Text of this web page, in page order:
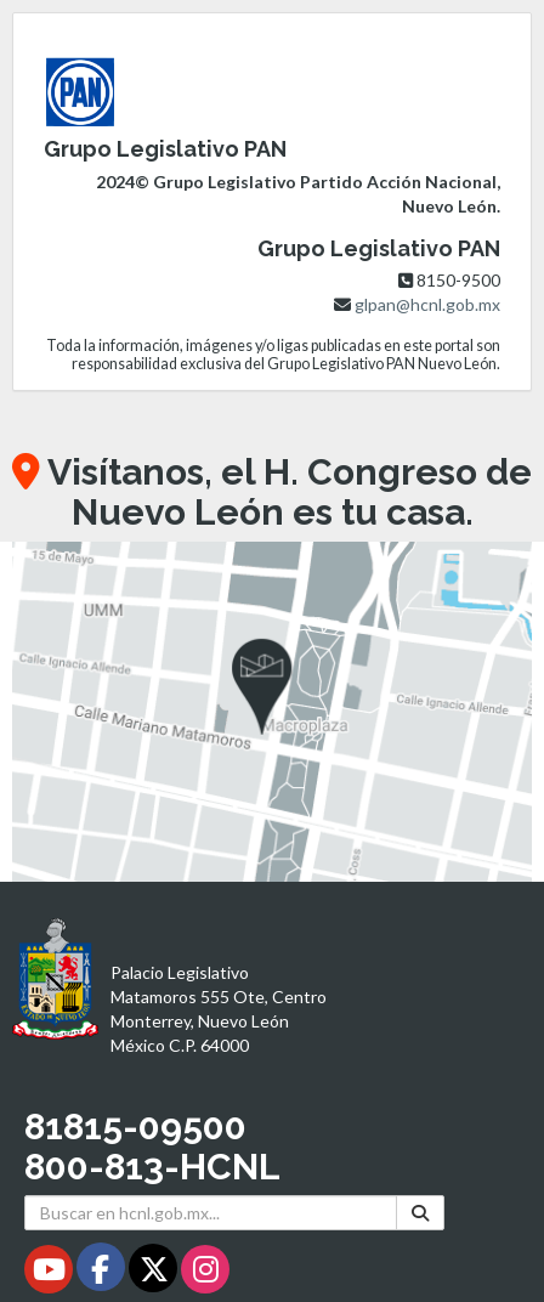
Grupo Legislativo PAN
2024© Grupo Legislativo Partido Acción Nacional,
Nuevo León.
Grupo Legislativo PAN
8150-9500
glpan@hcnl.gob.mx
Toda la información, imágenes y/o ligas publicadas en este portal son
responsabilidad exclusiva del Grupo Legislativo PAN Nuevo León.
Visítanos, el H. Congreso de
Nuevo León es tu casa.
Palacio Legislativo
Matamoros 555 Ote, Centro
Monterrey, Nuevo León
México C.P. 64000
81815-09500
800-813-HCNL